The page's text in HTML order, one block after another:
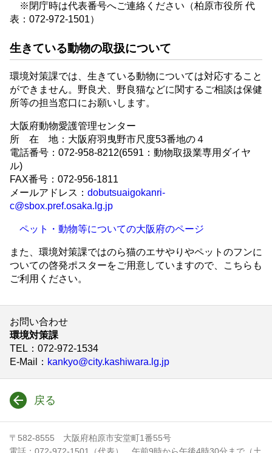
※閉庁時は代表番号へご連絡ください（柏原市役所 代
表：072-972-1501）
生きている動物の取扱について
環境対策課では、生きている動物については対応すること
ができません。野良犬、野良猫などに関するご相談は保健
所等の担当窓口にお願いします。
大阪府動物愛護管理センター
所 在 地：大阪府羽曳野市尺度53番地の４
電話番号：072-958-8212(6591：動物取扱業専用ダイヤ
ル)
FAX番号：072-956-1811
メールアドレス： dobutsuaigokanri-
c@sbox.pref.osaka.lg.jp
ペット・動物等についての大阪府のページ
また、環境対策課ではのら猫のエサやりやペットのフンに
ついての啓発ポスターをご用意していますので、こちらも
ご利用ください。
お問い合わせ
環境対策課
TEL ：072-972-1534
E-Mail
： kankyo@city.kashiwara.lg.jp
戻る
〒582-8555 大阪府柏原市安堂町1番55号